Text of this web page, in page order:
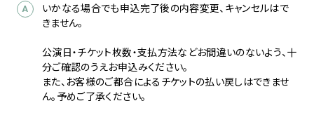
A
いかなる場合でも申込完了後の内容変更、キャンセルはで
きません。
公演日・チケット枚数・支払方法などお間違いのないよう、十
分ご確認のうえお申込みください。
また、お客様のご都合によるチケットの払い戻しはできませ
ん。予めご了承ください。